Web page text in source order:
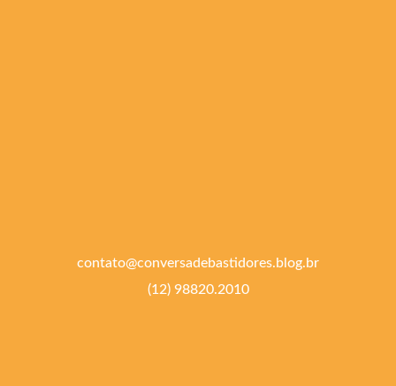
contato@conversadebastidores.blog.br
(12) 98820.2010